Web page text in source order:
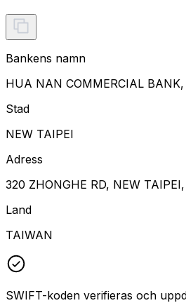
Bankens namn
HUA NAN COMMERCIAL BANK,
Stad
NEW TAIPEI
Adress
320 ZHONGHE RD, NEW
Land
TAIWAN
SWIFT-koden verifieras och